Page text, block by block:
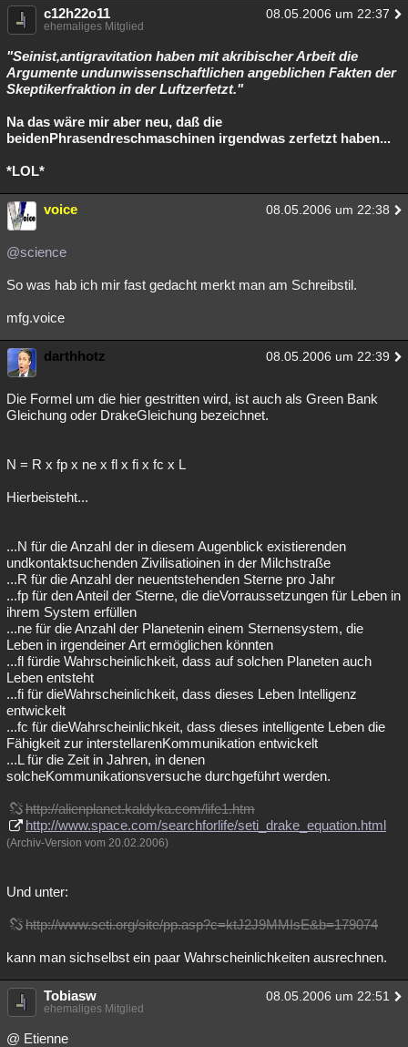
c12h22o11 08.05.2006 um 22:37
ehemaliges Mitglied
"Seinist,antigravitation haben mit akribischer Arbeit die
Argumente undunwissenschaftlichen angeblichen Fakten der
Skeptikerfraktion in der Luftzerfetzt."
Na das wäre mir aber neu, daß die
beidenPhrasendreschmaschinen irgendwas zerfetzt haben...
*LOL*
voice 08.05.2006 um 22:38
@science
So was hab ich mir fast gedacht merkt man am Schreibstil.
mfg.voice
darthhotz 08.05.2006 um 22:39
Die Formel um die hier gestritten wird, ist auch als Green Bank
Gleichung oder DrakeGleichung bezeichnet.
N = R x fp x ne x fl x fi x fc x L
Hierbeisteht...
...N für die Anzahl der in diesem Augenblick existierenden
undkontaktsuchenden Zivilisatioinen in der Milchstraße
...R für die Anzahl der neuentstehenden Sterne pro Jahr
...fp für den Anteil der Sterne, die dieVorraussetzungen für Leben in
ihrem System erfüllen
...ne für die Anzahl der Planetenin einem Sternensystem, die
Leben in irgendeiner Art ermöglichen könnten
...fl fürdie Wahrscheinlichkeit, dass auf solchen Planeten auch
Leben entsteht
...fi für dieWahrscheinlichkeit, dass dieses Leben Intelligenz
entwickelt
...fc für dieWahrscheinlichkeit, dass dieses intelligente Leben die
Fähigkeit zur interstellarenKommunikation entwickelt
...L für die Zeit in Jahren, in denen
solcheKommunikationsversuche durchgeführt werden.
http://alienplanet.kaldyka.com/life1.htm
http://www.space.com/searchforlife/seti_drake_equation.html
(Archiv-Version vom 20.02.2006)
Und unter:
http://www.seti.org/site/pp.asp?c=ktJ2J9MMIsE&b=179074
kann man sichselbst ein paar Wahrscheinlichkeiten ausrechnen.
Tobiasw 08.05.2006 um 22:51
ehemaliges Mitglied
@ Etienne